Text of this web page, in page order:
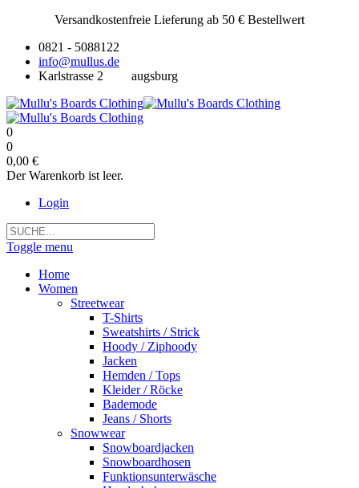
Versandkostenfreie Lieferung ab 50 € Bestellwert
0821 - 5088122
info@mullus.de
Karlstrasse 2
augsburg
0
0
0,00 €
Der Warenkorb ist leer.
Login
Toggle menu
Home
Women
Streetwear
T-Shirts
Sweatshirts / Strick
Hoody / Ziphoody
Jacken
Hemden / Tops
Kleider / Röcke
Bademode
Jeans / Shorts
Snowwear
Snowboardjacken
Snowboardhosen
Funktionsunterwäsche